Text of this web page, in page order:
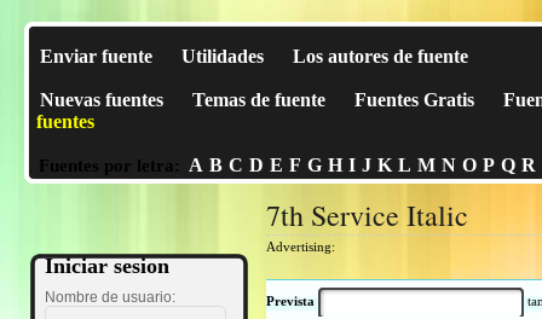
Enviar fuente Utilidades Los autores de fuente
Nuevas fuentes Temas de fuente Fuentes Gratis
fuentes
Fuentes por letra: A B C D E F G H I J K L M N O P Q R
Iniciar sesion
Nombre de usuario:
7th Service Italic
Advertising:
Prevista